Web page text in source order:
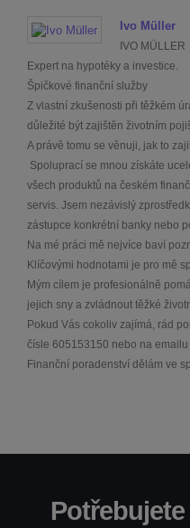
Ivo Müller
IVO MÜLLER
Expert na hypotéky a investice.
Špičkové finanční služby
Z vlastní zkušenosti při těžkém
důležité být zajištěn životním
A právě tomu se věnuji, jak to
Spoluprací se mnou získáte
všech produktů na českém
servis. Jsem nezávislý
zástupce konkrétní banky nebo
Na mé práci mě nejvíce baví
Klíčovými hodnotami je pro mě
Mým cílem je profesionálně
jejich sny a zvládnout těžké
Pokud Vás cokoliv zajímá, rád
čísle 605153150 nebo na emailu
Finanční poradenství dělám ve